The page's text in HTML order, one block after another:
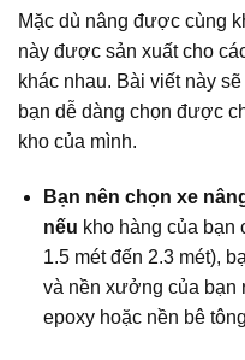
Mặc dù nâng được cùng
này được sản xuất cho
khác nhau. Bài viết này
bạn dễ dàng chọn được
kho của mình.
Bạn nên chọn xe
nếu kho hàng của bạn
1.5 mét đến 2.3 mét),
và nền xưởng của bạn
epoxy hoặc nền bê